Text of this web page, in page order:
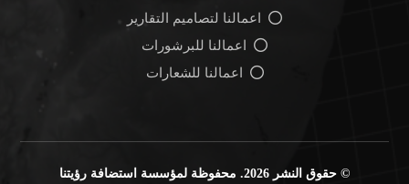
اعمالنا لتصاميم التقارير
اعمالنا للبرشورات
اعمالنا للشعارات
© حقوق النشر 2026. محفوظة لمؤسسة استضافة رؤيتنا